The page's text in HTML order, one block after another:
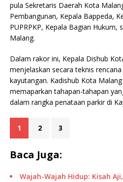
pula Sekretaris Daerah Kota
Pembangunan, Kepala Bappeda,
PUPRPKP, Kepala Bagian Hukum,
Malang.
Dalam rakor ini, Kepala Dishub
menjelaskan secara teknis
kayutangan. Kadishub Kota
memaparkan tahapan-tahapan
dalam rangka penataan parkir di
1 2 3
Baca Juga:
Wajah-Wajah Hidup: Kisah